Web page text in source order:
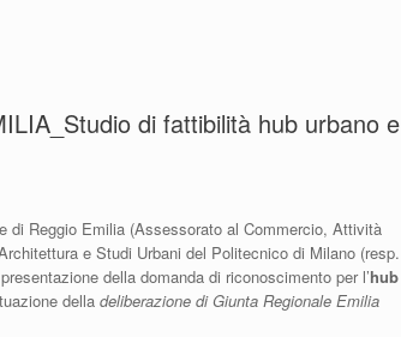
di fattibilità hub urbano e
di Reggio Emilia (Assessorato al Commercio, Attività
e Studi Urbani del Politecnico di Milano (resp.
della domanda di riconoscimento per l’hub
della deliberazione di Giunta Regionale Emilia